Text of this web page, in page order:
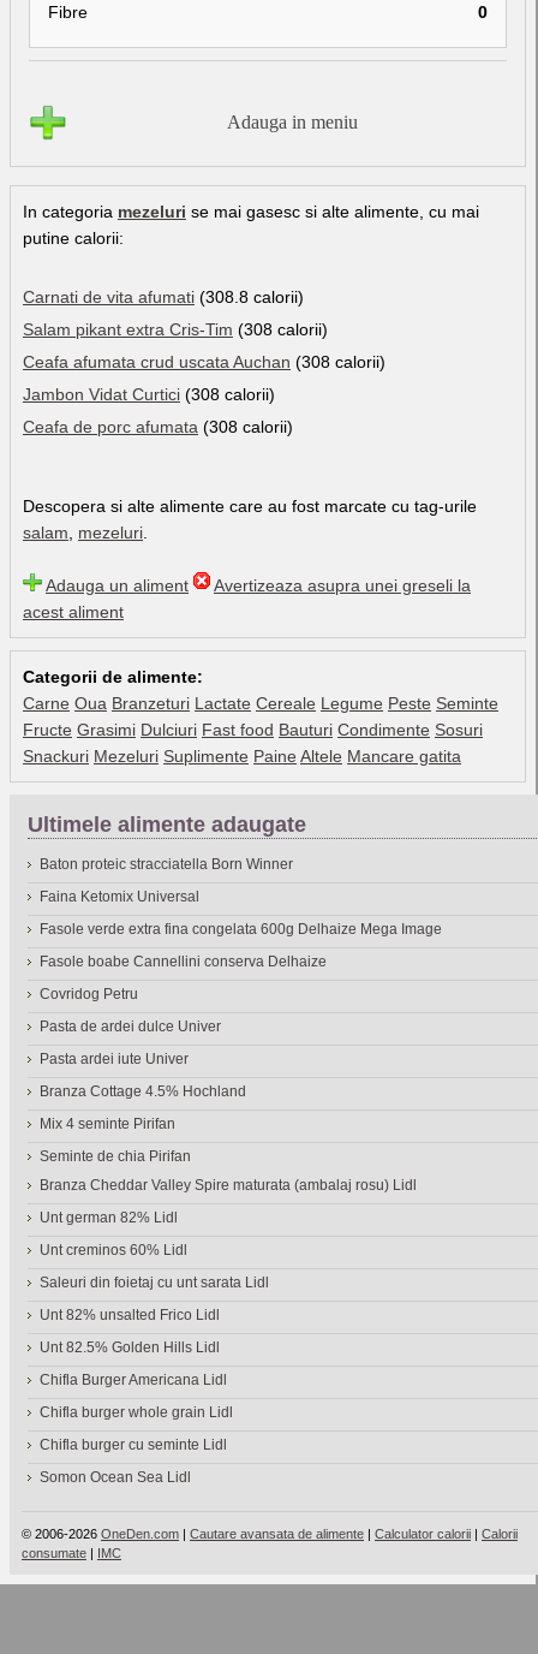
Fibre
0
Adauga in meniu
In categoria mezeluri se mai gasesc si alte alimente, cu mai
putine calorii:
Carnati de vita afumati (308.8 calorii)
Salam pikant extra Cris-Tim (308 calorii)
Ceafa afumata crud uscata Auchan (308 calorii)
Jambon Vidat Curtici (308 calorii)
Ceafa de porc afumata (308 calorii)
Descopera si alte alimente care au fost marcate cu tag-urile
salam
mezeluri
Adauga un aliment
Avertizeaza asupra unei greseli la
acest aliment
Categorii de alimente:
Carne Oua Branzeturi Lactate Cereale Legume Peste Seminte
Fructe Grasimi Dulciuri Fast food Bauturi Condimente Sosuri
Snackuri Mezeluri Suplimente Paine Altele Mancare gatita
Ultimele alimente adaugate
Baton proteic stracciatella Born Winner
Faina Ketomix Universal
Fasole verde extra fina congelata 600g Delhaize Mega Image
Fasole boabe Cannellini conserva Delhaize
Covridog Petru
Pasta de ardei dulce Univer
Pasta ardei iute Univer
Branza Cottage 4.5% Hochland
Mix 4 seminte Pirifan
Seminte de chia Pirifan
Branza Cheddar Valley Spire maturata (ambalaj rosu) Lidl
Unt german 82% Lidl
Unt creminos 60% Lidl
Saleuri din foietaj cu unt sarata Lidl
Unt 82% unsalted Frico Lidl
Unt 82.5% Golden Hills Lidl
Chifla Burger Americana Lidl
Chifla burger whole grain Lidl
Chifla burger cu seminte Lidl
Somon Ocean Sea Lidl
© 2006-2026 OneDen.com | Cautare avansata de alimente | Calculator calorii | Calorii
consumate | IMC